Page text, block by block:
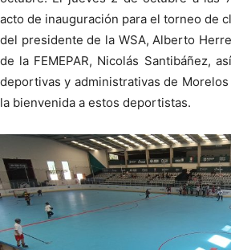
acto de inauguración para el torneo de
del presidente de la WSA, Alberto
de la FEMEPAR, Nicolás Santibáñez,
deportivas y administrativas de Morelos
la bienvenida a estos deportistas.